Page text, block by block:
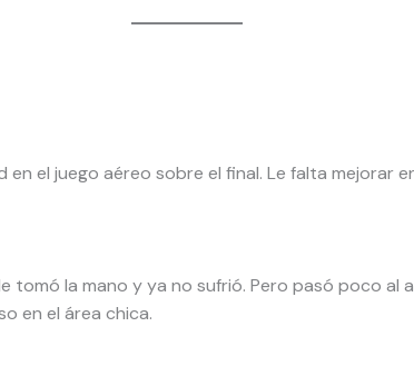
el juego aéreo sobre el final. Le falta mejorar
la mano y ya no sufrió. Pero pasó poco al
en el área chica.